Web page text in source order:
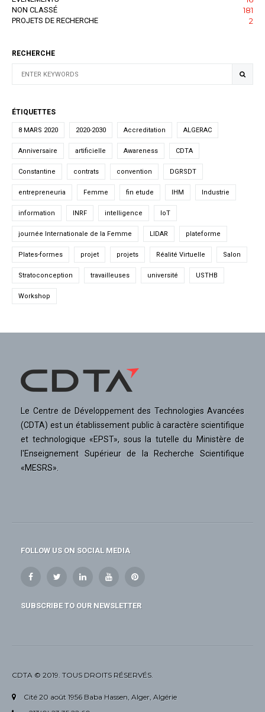
NON CLASSÉ 181
PROJETS DE RECHERCHE 2
RECHERCHE
ÉTIQUETTES
8 MARS 2020 2020-2030 Accreditation ALGERAC
Anniversaire artificielle Awareness CDTA
Constantine contrats convention DGRSDT
entrepreneuria Femme fin etude IHM Industrie
information INRF intelligence IoT
journée Internationale de la Femme LIDAR plateforme
Plates-formes projet projets Réalité Virtuelle Salon
Stratoconception travailleuses université USTHB
Workshop
Le Centre de Développement des Technologies Avancées
(CDTA) est un établissement public à caractère scientifique
et technologique «EPST», sous la tutelle du Ministère de
l'Enseignement Supérieur de la Recherche Scientifique
«MESRS».
FOLLOW US ON SOCIAL MEDIA
SUBSCRIBE TO OUR NEWSLETTER
CDTA © 2019. TOUS DROITS RÉSERVÉS.
Cité 20 août 1956 Baba Hassen, Alger, Algérie